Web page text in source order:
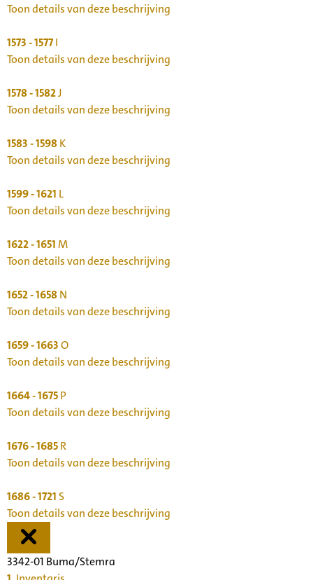
Toon details van deze beschrijving
1573 - 1577I
Toon details van deze beschrijving
1578 - 1582J
Toon details van deze beschrijving
1583 - 1598K
Toon details van deze beschrijving
1599 - 1621 L
Toon details van deze beschrijving
1622 - 1651M
Toon details van deze beschrijving
1652 - 1658N
Toon details van deze beschrijving
1659 - 1663O
Toon details van deze beschrijving
1664 - 1675P
Toon details van deze beschrijving
1676 - 1685R
Toon details van deze beschrijving
1686 - 1721 S
Toon details van deze beschrijving
3342-01 Buma/Stemra